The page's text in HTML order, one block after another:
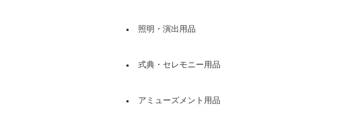
照明・演出用品
式典・セレモニー用品
アミューズメント用品